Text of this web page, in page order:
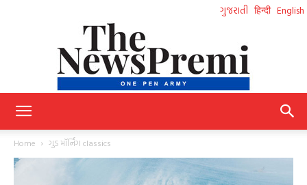
ગુજરાતી हिन्दी English
Home ગુડ મૉર્નિંગ classics